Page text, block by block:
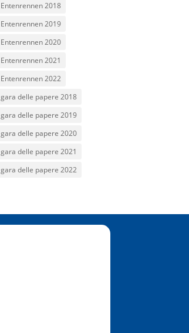
Entenrennen 2018
Entenrennen 2019
Entenrennen 2020
Entenrennen 2021
Entenrennen 2022
gara delle papere 2018
gara delle papere 2019
gara delle papere 2020
gara delle papere 2021
gara delle papere 2022